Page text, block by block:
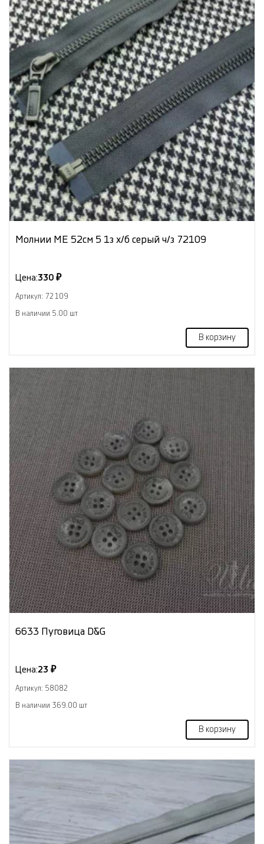
Молнии МЕ 52см 5 1з х/б серый ч/з 72109
Цена:330 ₽
Артикул: 72109
В наличии 5.00 шт
В корзину
6633 Пуговица D&G
Цена:23 ₽
Артикул: 58082
В наличии 369.00 шт
В корзину